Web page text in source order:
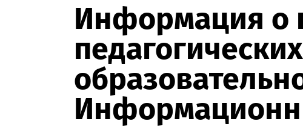
Информация о